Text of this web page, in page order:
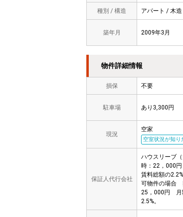
種別 / 構造 アパート / 木造
築年月 2009年3月
物件詳細情報
損保 不要
駐車場 あり3,300円
現況
空家
空室状況が知り
保証人代行会社
ハウスリーブ
時：22，000
賃料総額の
可物件の場合
25，000円 月
2.5%。